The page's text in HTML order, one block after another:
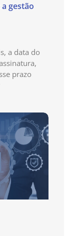
gestão
a data do
prazo